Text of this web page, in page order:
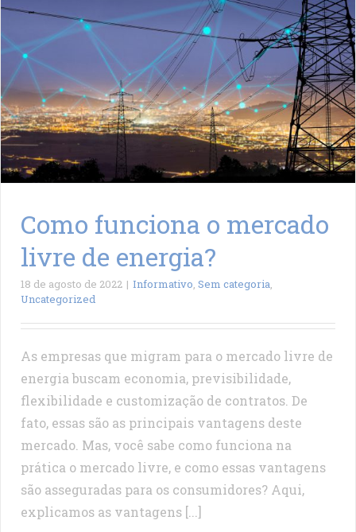
Como funciona o mercado
livre de energia?
18 de agosto de 2022 | Informativo, Sem categoria,
Uncategorized
As empresas que migram para o mercado livre de
energia buscam economia, previsibilidade,
flexibilidade e customização de contratos. De
fato, essas são as principais vantagens deste
mercado. Mas, você sabe como funciona na
prática o mercado livre, e como essas vantagens
são asseguradas para os consumidores? Aqui,
explicamos as vantagens [...]